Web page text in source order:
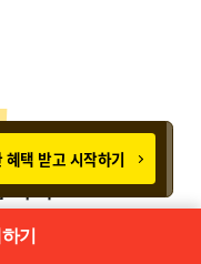
혜택 받고 시작하기
하고
하세요!
기